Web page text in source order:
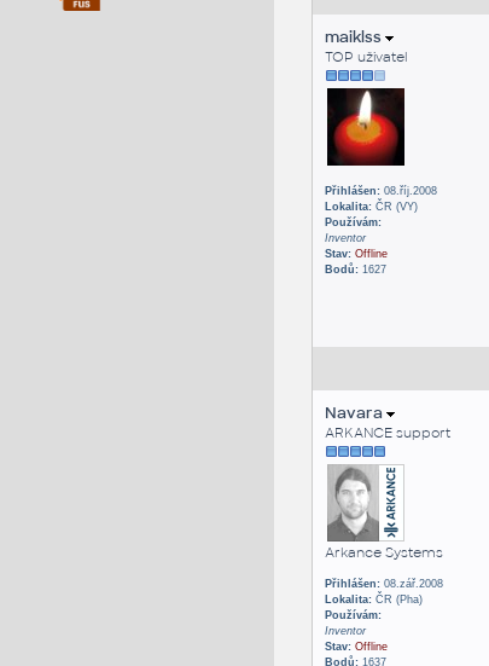
maiklss
TOP uživatel
Přihlášen:08.říj.2008
Lokalita:ČR (VY)
Používám:
Inventor
Stav: Offline
Bodů:1627
Navara
ARKANCE support
Arkance Systems
Přihlášen:08.zář.2008
Lokalita:ČR (Pha)
Používám:
Inventor
Stav: Offline
Bodů:1637